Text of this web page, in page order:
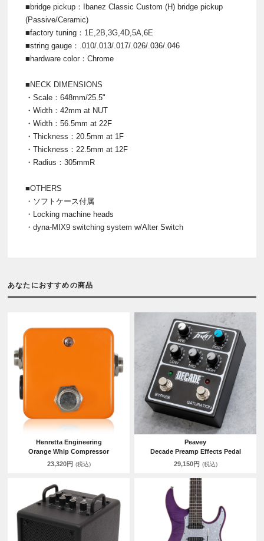
■bridge pickup：Ibanez Classic Custom (H) bridge pickup
(Passive/Ceramic)
■factory tuning：1E,2B,3G,4D,5A,6E
■string gauge：.010/.013/.017/.026/.036/.046
■hardware color：Chrome
■NECK DIMENSIONS
・Scale：648mm/25.5"
・Width：42mm at NUT
・Width：56.5mm at 22F
・Thickness：20.5mm at 1F
・Thickness：22.5mm at 12F
・Radius：305mmR
■OTHERS
・ソフトケース付属
・Locking machine heads
・dyna-MIX9 switching system w/Alter Switch
あなたにおすすめの商品
Henretta Engineering
Orange Whip Compressor
23,320円 (税込)
Peavey
Decade Preamp Effects Pedal
29,150円 (税込)